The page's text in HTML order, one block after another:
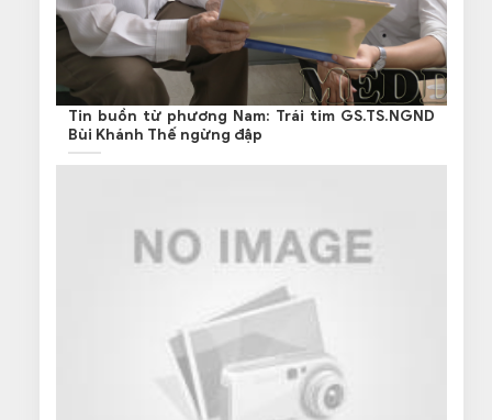
Tin buồn từ phương Nam: Trái tim GS.TS.NGND
Bùi Khánh Thế ngừng đập